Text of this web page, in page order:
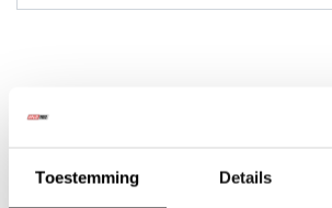
Toestemming Details